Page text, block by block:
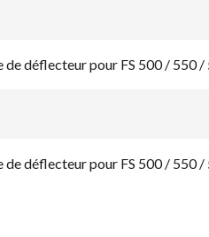
de déflecteur pour FS 500 / 550 /
de déflecteur pour FS 500 / 550 /